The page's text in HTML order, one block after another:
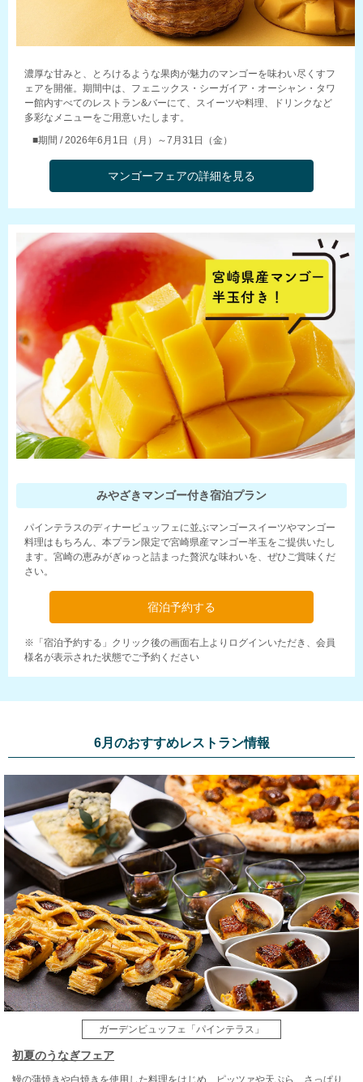
濃厚な甘みと、とろけるような果肉が魅力のマンゴーを味わい尽くすフ
ェアを開催。期間中は、フェニックス・シーガイア・オーシャン・タワ
ー館内すべてのレストラン&バーにて、スイーツや料理、ドリンクなど
多彩なメニューをご用意いたします。
■期間 / 2026年6月1日（月）～7月31日（金）
マンゴーフェアの詳細を見る
みやざきマンゴー付き宿泊プラン
パインテラスのディナービュッフェに並ぶマンゴースイーツやマンゴー
料理はもちろん、本プラン限定で宮崎県産マンゴー半玉をご提供いたし
ます。宮崎の恵みがぎゅっと詰まった贅沢な味わいを、ぜひご賞味くだ
さい。
宿泊予約する
※「宿泊予約する」クリック後の画面右上よりログインいただき、会員
様名が表示された状態でご予約ください
6月のおすすめレストラン情報
ガーデンビュッフェ「パインテラス」
初夏のうなぎフェア
鰻の蒲焼きや白焼きを使用した料理をはじめ、ピッツァや天ぷら、さっぱり